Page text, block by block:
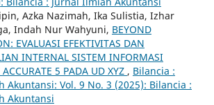
Azka Nazimah, Ika Sulistia, Izhar
Indah Nur Wahyuni, BEYOND
EVALUASI EFEKTIVITAS DAN
INTERNAL SISTEM INFORMASI
5 PADA UD XYZ , Bilancia :
Akuntansi: Vol. 9 No. 3 (2025): Bilancia :
Akuntansi